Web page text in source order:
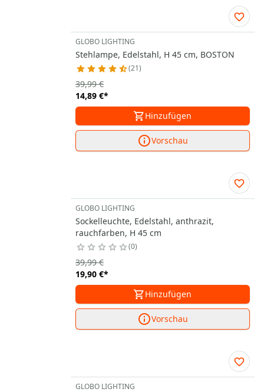
GLOBO LIGHTING
Stehlampe, Edelstahl, H 45 cm, BOSTON
21
14,89 €*
39,99 €
Hinzufügen
Vorschau
GLOBO LIGHTING
Sockelleuchte, Edelstahl, anthrazit,
rauchfarben, H 45 cm
0
19,90 €*
39,99 €
Hinzufügen
Vorschau
GLOBO LIGHTING